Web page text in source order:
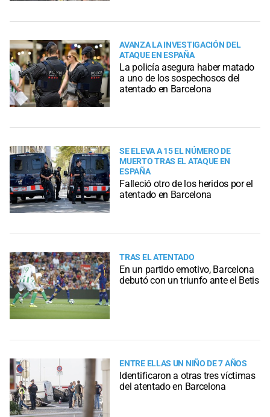
AVANZA LA INVESTIGACIÓN DEL
ATAQUE EN ESPAÑA
La policía asegura haber matado
a uno de los sospechosos del
atentado en Barcelona
SE ELEVA A 15 EL NÚMERO DE
MUERTO TRAS EL ATAQUE EN
ESPAÑA
Falleció otro de los heridos por el
atentado en Barcelona
TRAS EL ATENTADO
En un partido emotivo, Barcelona
debutó con un triunfo ante el Betis
ENTRE ELLAS UN NIÑO DE 7 AÑOS
Identificaron a otras tres víctimas
del atentado en Barcelona